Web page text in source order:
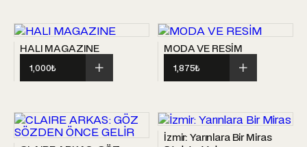
HALI MAGAZINE
1,000₺
MODA VE RESİM
1,875₺
İzmir: Yarınlara Bir Miras